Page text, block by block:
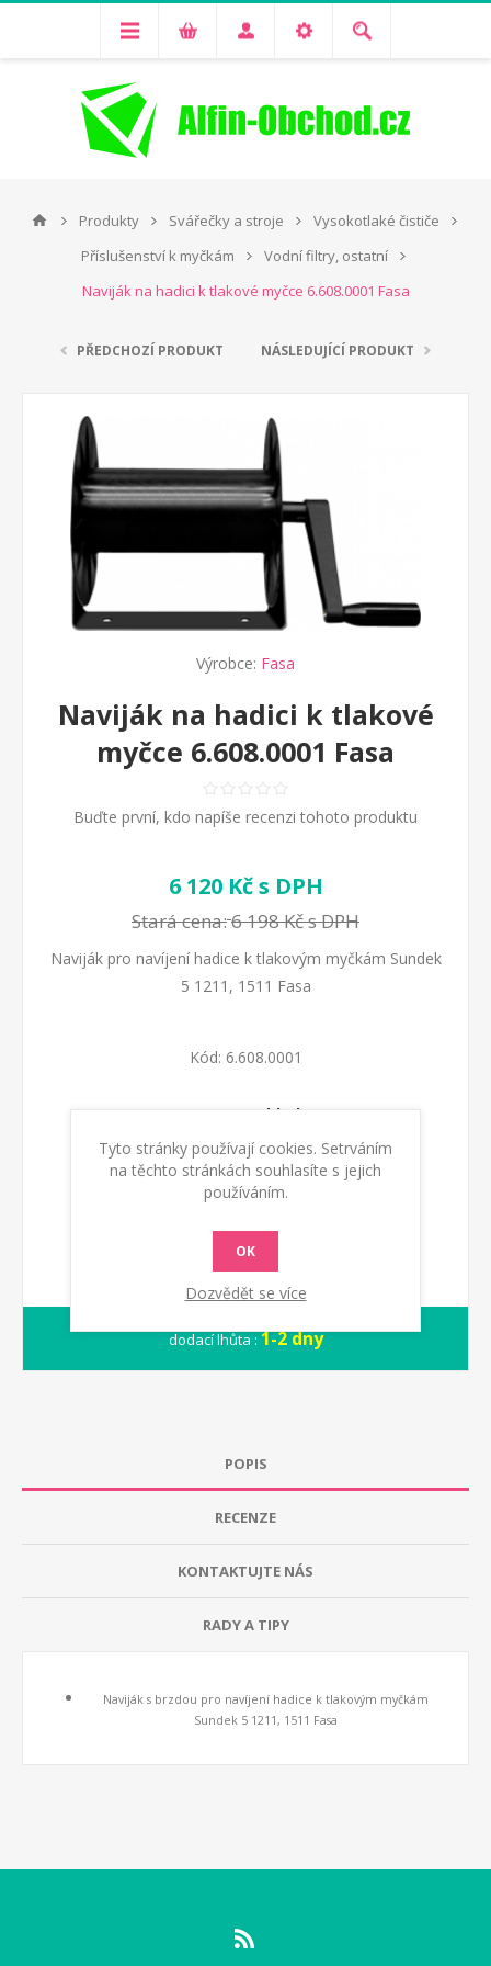
Produkty Svářečky a stroje
Vysokotlaké čističe
Příslušenství k myčkám
Vodní filtry, ostatní
Naviják na hadici k tlakové myčce 6.608.0001 Fasa
PŘEDCHOZÍ PRODUKT NÁSLEDUJÍCÍ PRODUKT
Výrobce: Fasa
Naviják na hadici k tlakové
myčce 6.608.0001 Fasa
Buďte první, kdo napíše recenzi tohoto produktu
6 120 Kč s DPH
Stará cena:6 198 Kč s DPH
Naviják pro navíjení hadice k tlakovým myčkám Sundek
5 1211, 1511 Fasa
Kód: 6.608.0001
Skladem
KOUPIT
dodací lhůta :1-2 dny
POPIS
RECENZE
KONTAKTUJTE NÁS
RADY A TIPY
Naviják s brzdou pro navíjení hadice k tlakovým myčkám
Sundek 5 1211, 1511 Fasa
Tyto stránky používají cookies. Setrváním
na těchto stránkách souhlasíte s jejich
používáním.
OK
Dozvědět se více